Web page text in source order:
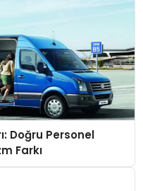
Doğru Personel
Farkı